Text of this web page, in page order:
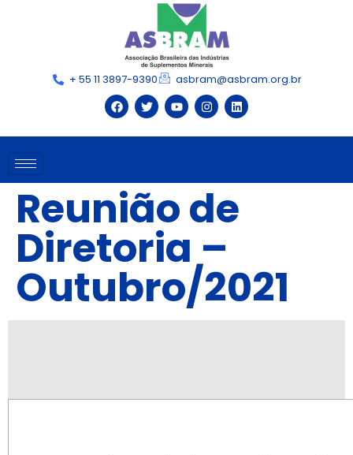
+ 55 11 3897-9390 asbram@asbram.org.br
Reunião de
Diretoria –
Outubro/2021